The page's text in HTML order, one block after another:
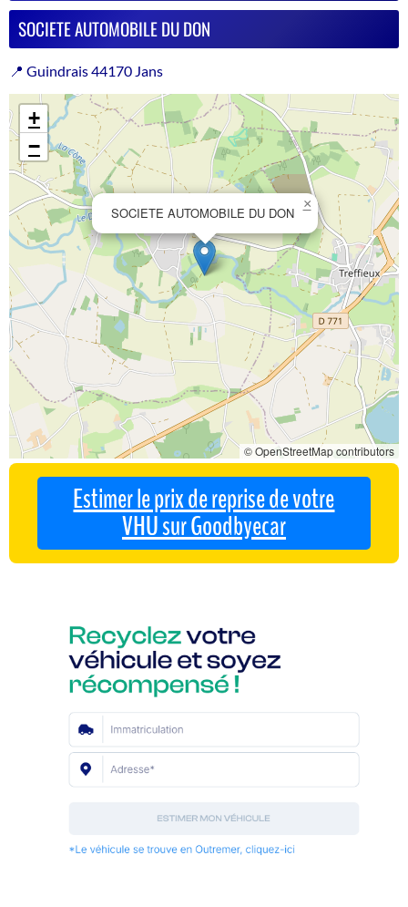
SOCIETE AUTOMOBILE DU DON
📍 Guindrais 44170 Jans
SOCIETE AUTOMOBILE DU DON
×
+
−
© OpenStreetMap contributors
Estimer le prix de reprise de votre
VHU sur Goodbyecar